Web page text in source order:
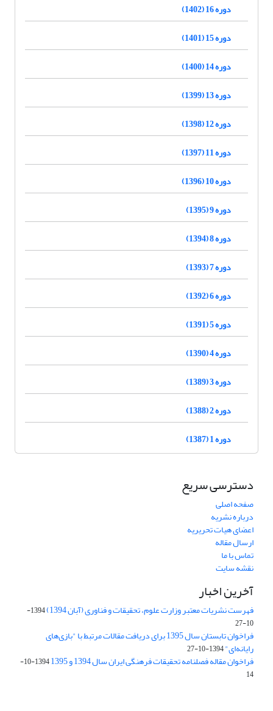
دوره 16 (1402)
دوره 15 (1401)
دوره 14 (1400)
دوره 13 (1399)
دوره 12 (1398)
دوره 11 (1397)
دوره 10 (1396)
دوره 9 (1395)
دوره 8 (1394)
دوره 7 (1393)
دوره 6 (1392)
دوره 5 (1391)
دوره 4 (1390)
دوره 3 (1389)
دوره 2 (1388)
دوره 1 (1387)
دسترسی سریع
صفحه اصلی
درباره نشریه
اعضای هیات تحریریه
ارسال مقاله
تماس با ما
نقشه سایت
آخرین اخبار
فهرست نشریات معتبر وزارت علوم، تحقیقات و فناوری (آبان 1394)
1394-
10-27
فراخوان تابستان سال 1395 برای دریافت مقالات مرتبط با "بازی‌های
رایانه‌ای"1394-10-27
فراخوان مقاله فصلنامه تحقیقات فرهنگی ایران سال 1394 و 1395
1394-10-
14